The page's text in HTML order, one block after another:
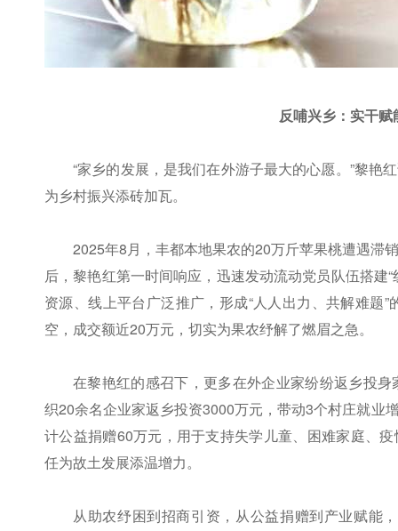
反哺兴乡：实干赋
“家乡的发展，是我们在外游子最大的心愿。”黎艳
为乡村振兴添砖加瓦。
2025年8月，丰都本地果农的20万斤苹果桃遭遇滞
后，黎艳红第一时间响应，迅速发动流动党员队伍搭建
资源、线上平台广泛推广，形成“人人出力、共解难题
空，成交额近20万元，切实为果农纾解了燃眉之急。
在黎艳红的感召下，更多在外企业家纷纷返乡投
织20余名企业家返乡投资3000万元，带动3个村庄就业
计公益捐赠60万元，用于支持失学儿童、困难家庭、
任为故土发展添温增力。
从助农纾困到招商引资，从公益捐赠到产业赋能